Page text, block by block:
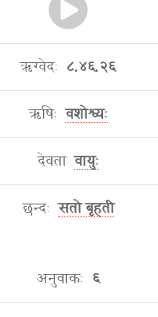
ऋग्वेदः ८.४६.२६
ऋषिः वशोश्व्यः
देवता वायुः
छन्दः सतो बृहती
अनुवाकः ६